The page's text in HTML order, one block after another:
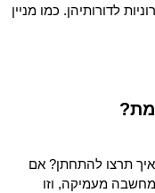
לדורותיהן. כמו מניין
תרצו להתחתן? אם
מעמיקה, וזו